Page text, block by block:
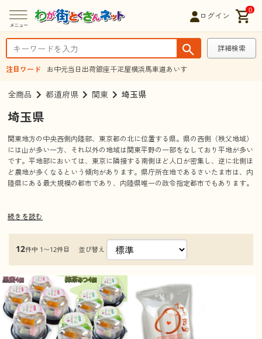
ログイン
0
詳細検索
注目ワード お中元当日出荷銀座千疋屋横浜馬車道あいす
全商品 都道府県 関東 埼玉県
埼玉県
関東地方の中央西側内陸部、東京都の北に位置する県。県の西側（秩父地域）
には山が多い一方、それ以外の地域は関東平野の一部をなしており平地が多い
です。平地部においては、東京に隣接する南側ほど人口が密集し、逆に北側ほ
ど農地が多くなるという傾向があります。県庁所在地であるさいたま市は、内
陸県にある最大規模の都市であり、内陸県唯一の政令指定都市でもあります。
観光情報
さいたまスーパーアリーナ
さいたま市中央区新都心にある埼玉県営の多目的ホールで
す。スポーツイベント、コンサート、テレビ番組の収録、
講演会、見本市会場などさまざまな用途に対応しており、
最大で37,000席を使用できる国内最大級の多目的ホールと
なっています。
西武ドーム
埼玉県所沢市にあるドーム球場。プロ野球・埼玉西武ライ
続きを読む
12件中 1〜12件目 並び替え